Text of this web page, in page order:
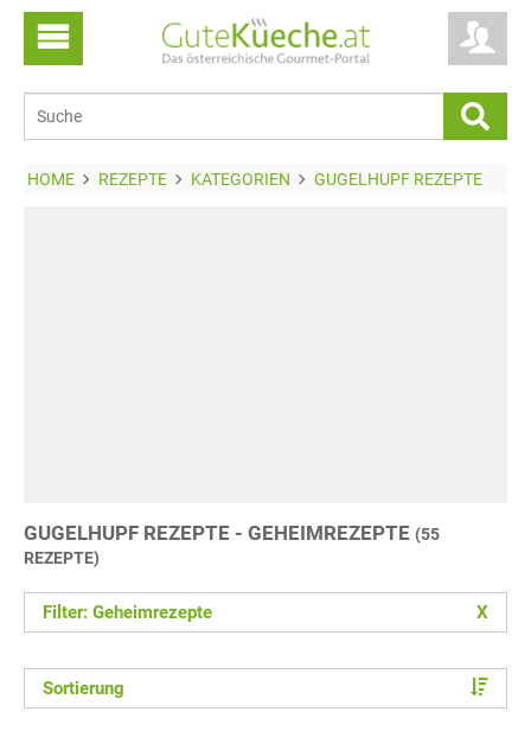
HOME REZEPTE KATEGORIEN GUGELHUPF REZEPTE
GUGELHUPF REZEPTE - GEHEIMREZEPTE (55
REZEPTE)
Filter: Geheimrezepte X
Sortierung